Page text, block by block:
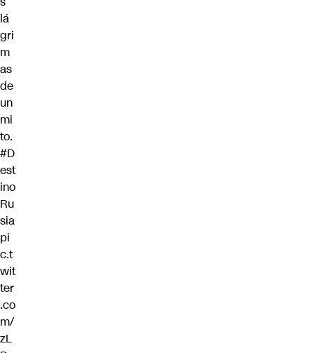
lá
gri
m
as
de
un
mi
to.
#D
est
ino
Ru
sia
pi
c.t
wit
ter
.co
m/
zL